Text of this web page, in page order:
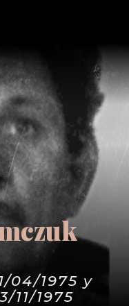
04/1975 y
11/1975